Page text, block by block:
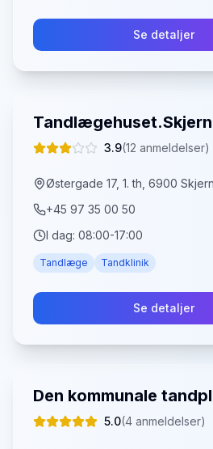
Se detaljer
3.9(12 anmeldelser)
Østergade 17, 1. th, 6900 Skjern
+45 97 35 00 50
I dag: 08:00-17:00
Tandlæge Tandklinik
Se detaljer
Den kommunale
5.0(4 anmeldelser)